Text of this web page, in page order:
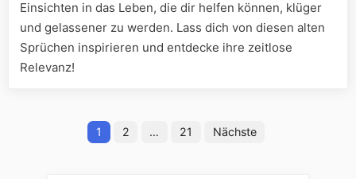
Einsichten in das Leben, die dir helfen können, klüger
und gelassener zu werden. Lass dich von diesen alten
Sprüchen inspirieren und entdecke ihre zeitlose
Relevanz!
Seitennummerierung
1 2 … 21 Nächste